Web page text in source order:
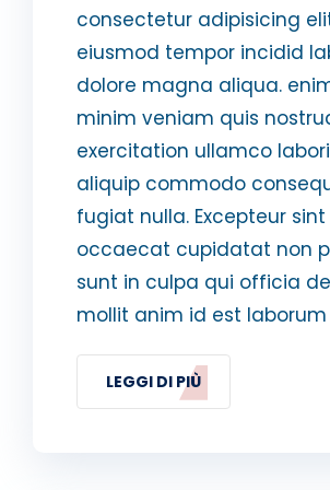
consectetur adipisicing
eiusmod tempor incidid
dolore magna aliqua.
minim veniam quis
exercitation ullamco
aliquip commodo
fugiat nulla. Excepteur sint
occaecat cupidatat non
sunt in culpa qui officia
mollit anim id est laborum
LEGGI DI PIÙ